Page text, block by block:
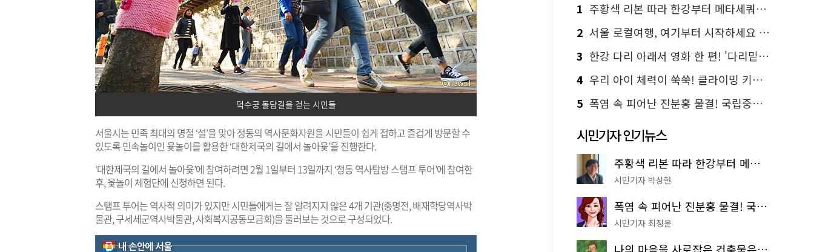
덕수궁 돌담길을 걷는 시민들
서울시는 민족 최대의 명절 ‘설’을 맞아 정동의 역사문화자원을 시민들이 쉽게 접하고 즐겁게 방문할 수
있도록 민속놀이인 윷놀이를 활용한 ‘대한제국의 길에서 놀아윷’을 진행한다.
‘대한제국의 길에서 놀아윷’에 참여하려면 2월 1일부터 13일까지 ‘정동 역사탐방 스탬프 투어’에 참여한
후, 윷놀이 체험단에 신청하면 된다.
스탬프 투어는 역사적 의미가 있지만 시민들에게는 잘 알려지지 않은 4개 기관(중명전, 배재학당역사박
물관, 구세세군역사박물관, 사회복지공동모금회)을 둘러보는 것으로 구성되었다.
1 주황색 리본 따라 한강부터 메타세쿼이아 숲길까지…서울둘레길 15코스
2 서울 로컬여행, 여기부터 시작하세요 '서울에디션25'
3 한강 다리 아래서 영화 한 편! '다리밑 영화관' 무료 상영
4 우리 아이 체력이 쑥쑥! 클라이밍 키즈카페·어린이 체력장
5 폭염 속 피어난 진분홍 물결! 국립중앙박물관 배롱나무 명소
시민기자 인기뉴스
주황색 리본 따라 한강부터 메타세쿼이아 숲길까지…서울둘레길 15코스
시민기자 박상현
폭염 속 피어난 진분홍 물결! 국립중앙박물관 배롱나무 명소
시민기자 최정윤